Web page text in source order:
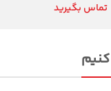
تماس بگیرید